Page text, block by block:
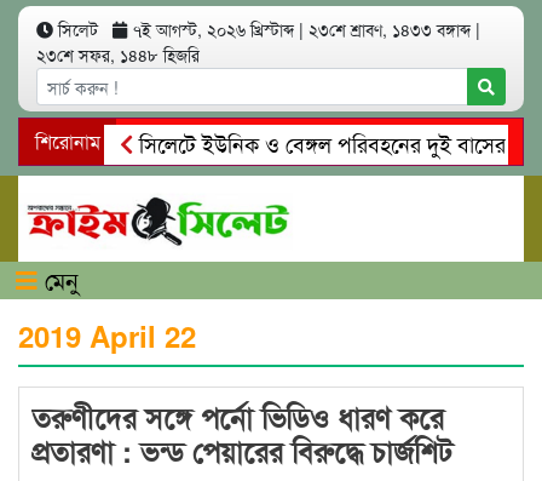
সিলেট ৭ই আগস্ট, ২০২৬ খ্রিস্টাব্দ | ২৩শে শ্রাবণ, ১৪৩৩ বঙ্গাব্দ |
২৩শে সফর, ১৪৪৮ হিজরি
শিরোনাম
সিলেটে ইউনিক ও বেঙ্গল পরিবহনের দুই বাসের
গোয়াইনঘাটে প্রেমের ফাঁদে তরুণী পাচার: মাদকাসক্ত
মেনু
2019 April 22
তরুণীদের সঙ্গে পর্নো ভিডিও ধারণ করে
প্রতারণা : ভন্ড পেয়ারের বিরুদ্ধে চার্জশিট